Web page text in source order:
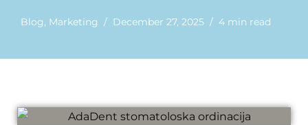
Blog, Marketing December 27, 2025 4 min read